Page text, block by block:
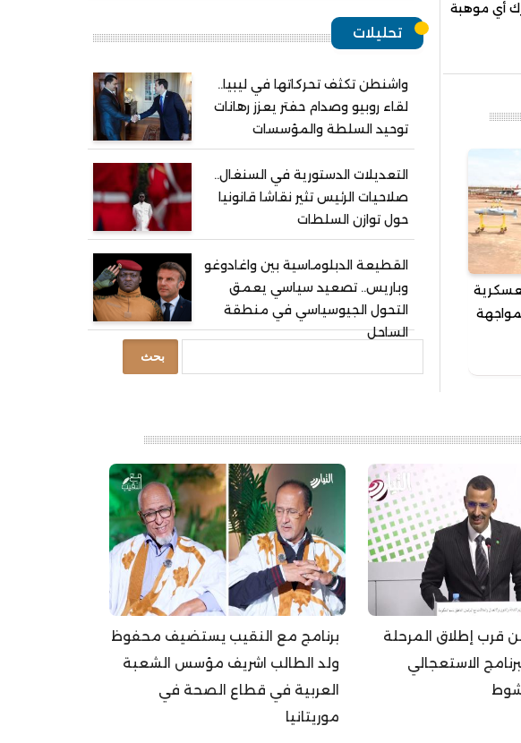
أي موهبة
تحليلات
واشنطن تكثف تحركاتها في ليبيا..
لقاء روبيو وصدام حفتر يعزز رهانات
توحيد السلطة والمؤسسات
التعديلات الدستورية في السنغال..
صلاحيات الرئيس تثير نقاشا قانونيا
حول توازن السلطات
القطيعة الدبلوماسية بين واغادوغو
وباريس.. تصعيد سياسي يعمق
التحول الجيوسياسي في منطقة
الساحل
قرب إطلاق المرحلة
الاستعجالي
برنامج مع النقيب يستضيف محفوظ
ولد الطالب اشريف مؤسس الشعبة
العربية في قطاع الصحة في
موريتانيا